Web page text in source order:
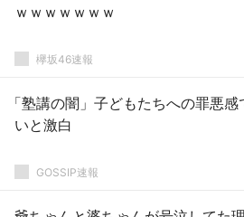
ｗｗｗｗｗｗｗ
欅坂46速報
「塾講の闇」子どもたちへの罪悪
いと激白
GOSSIP速報